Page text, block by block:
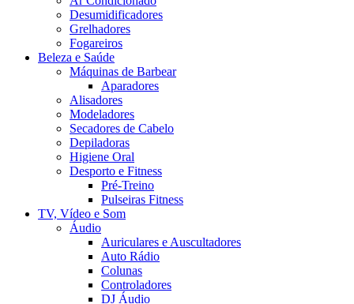
Desumidificadores
Grelhadores
Fogareiros
Beleza e Saúde
Máquinas de Barbear
Aparadores
Alisadores
Modeladores
Secadores de Cabelo
Depiladoras
Higiene Oral
Desporto e Fitness
Pré-Treino
Pulseiras Fitness
TV, Vídeo e Som
Áudio
Auriculares e Auscultadores
Auto Rádio
Colunas
Controladores
DJ Áudio